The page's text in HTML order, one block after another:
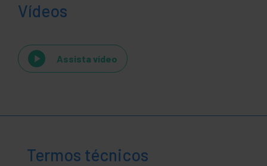
Vídeos
Assista vídeo
Termos técnicos